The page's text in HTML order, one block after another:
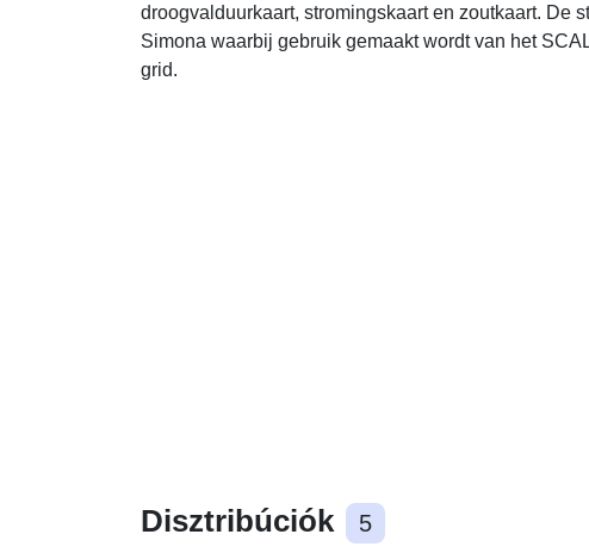
droogvalduurkaart, stromingskaart en zoutkaart. De
Simona waarbij gebruik gemaakt wordt van het
grid.
Disztribúciók 5